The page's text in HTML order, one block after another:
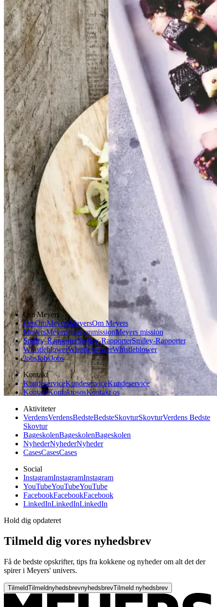
FrikadellerFrikadell
er medmed
smørspidskål,smørsp
idskål,
kartoflerkartofler
ogog
sennepsdressingsenn
epsdressing
Gem opskrift
Aftensmad
Forårsmad
Sommermad
Dansk mad
Sylte Sylte
Gem opskrift
Dansk mad
Frokost
Om Meyers
OmOmMeyersMeyersOm Meyers
MeyersMeyersmissionmissionMeyers mission
Smiley-RapporterSmiley-RapporterSmiley-Rapporter
WhistleblowerWhistleblowerWhistleblower
JobsJobsJobs
Kontakt
KundeserviceKundeserviceKundeservice
KontaktKontaktososKontakt os
Aktiviteter
VerdensVerdensBedsteBedsteSkovturSkovturVerdens Bedste
Skovtur
BageskolenBageskolenBageskolen
NyhederNyhederNyheder
CasesCasesCases
Social
InstagramInstagramInstagram
YouTubeYouTubeYouTube
FacebookFacebookFacebook
LinkedInLinkedInLinkedIn
Hold dig opdateret
Tilmeld dig vores nyhedsbrev
Få de bedste opskrifter, tips fra kokkene og nyheder om alt det der
spirer i Meyers' univers.
TilmeldTilmeldnyhedsbrevnyhedsbrevTilmeld nyhedsbrev